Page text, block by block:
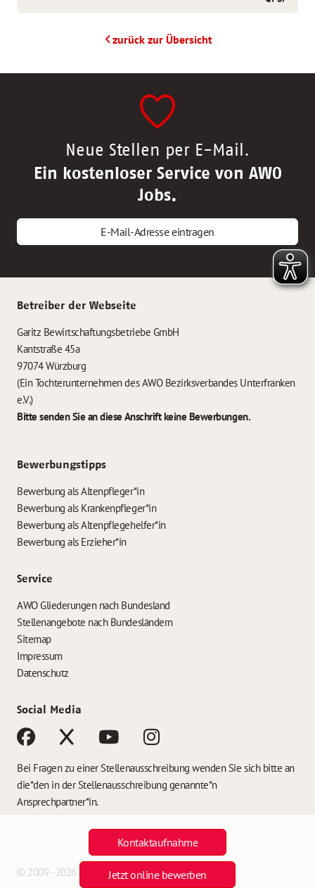
Kontaktaufnahme
Jetzt online bewerben
zurück zur Übersicht
Neue Stellen per E-Mail.
Ein kostenloser Service von AWO
Jobs.
E-Mail-Adresse eintragen
Betreiber der Webseite
Garitz Bewirtschaftungsbetriebe GmbH
Kantstraße 45a
97074 Würzburg
(Ein Tochterunternehmen des AWO Bezirksverbandes Unterfranken
e.V.)
Bitte senden Sie an diese Anschrift keine Bewerbungen.
Bewerbungstipps
Bewerbung als Altenpfleger*in
Bewerbung als Krankenpfleger*in
Bewerbung als Altenpflegehelfer*in
Bewerbung als Erzieher*in
Service
AWO Gliederungen nach Bundesland
Stellenangebote nach Bundesländern
Sitemap
Impressum
Datenschutz
Social Media
Bei Fragen zu einer Stellenausschreibung wenden Sie sich bitte an
die*den in der Stellenausschreibung genannte*n
Ansprechpartner*in.
© 2009 - 2026 AWO Jobs